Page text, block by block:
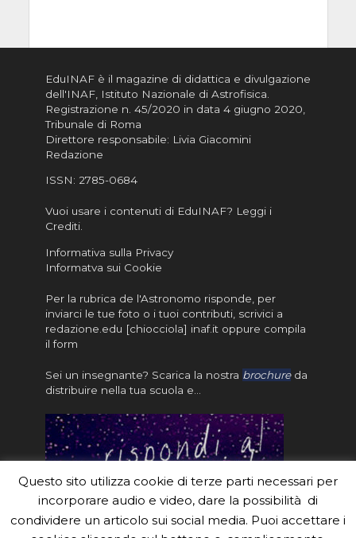
EduINAF è il magazine di didattica e divulgazione
dell'INAF, Istituto Nazionale di Astrofisica
Registrazione n. 45/2020 in data 4 giugno 2020,
Tribunale di Roma
Direttore responsabile: Livia Giacomini
Redazione
ISSN: 2785-0684
Vuoi usare i contenuti di EduINAF? Leggi i
Crediti.
Informativa sulla Privacy
Informatva sui Cookie
Per la rubrica de l'Astronomo risponde, per
inviarci le tue foto o i tuoi contributi, scrivici a
redazione.edu [chiocciola] inaf.it oppure compila
il form
Sei un insegnante? Scarica la nostra brochureda
distribuire nella tua scuola e…
Questo sito utilizza cookie di terze parti necessari per
incorporare audio e video, dare la possibilità di
condividere un articolo sui social media. Puoi accettare i